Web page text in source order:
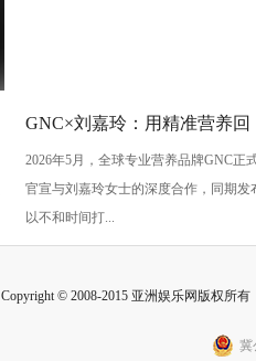
GNC×刘嘉玲：用精准营养回
应“她需求”，陪伴每一阶段的
从容生长
2026年5月，全球专业营养品牌GNC正
官宣与刘嘉玲女士的深度合作，同期发
以不和时间打...
Copyright © 2008-2015 亚洲娱乐网版权所
冀